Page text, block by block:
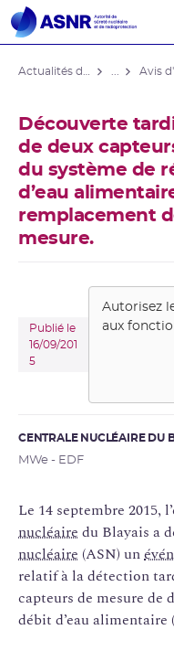
Découverte
de deux
du système de
d’eau
remplacement
mesure.
Publié le
16/09/201
5
Autorisez
aux
CENTRALE NUCLÉAIRE DU
MWe - EDF
Le 14 septembre 2015,
nucléaire du Blayais a
nucléaire (ASN) un
relatif à la détection
capteurs de mesure de
débit d’eau alimentaire (